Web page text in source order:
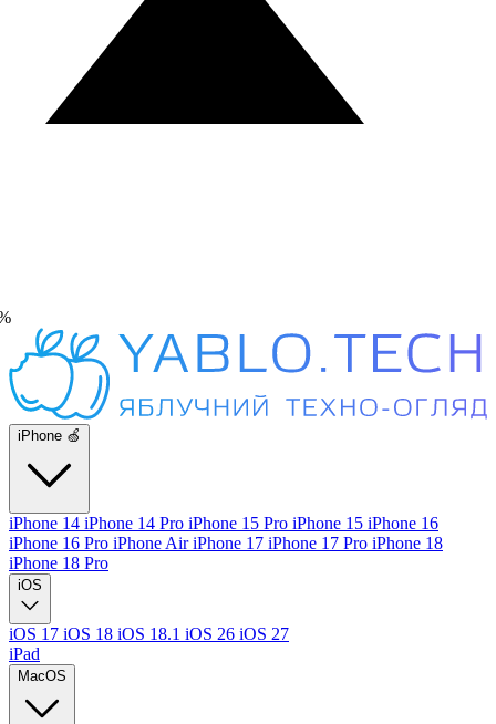
iPhone 🍏
iPhone 14 iPhone 14 Pro iPhone 15 Pro iPhone 15 iPhone 16
iPhone 16 Pro iPhone AiriPhone 17 iPhone 17 Pro iPhone 18
iPhone 18 Pro
iOS
iOS 17 iOS 18 iOS 18.1 iOS 26 iOS 27
iPad
MacOS